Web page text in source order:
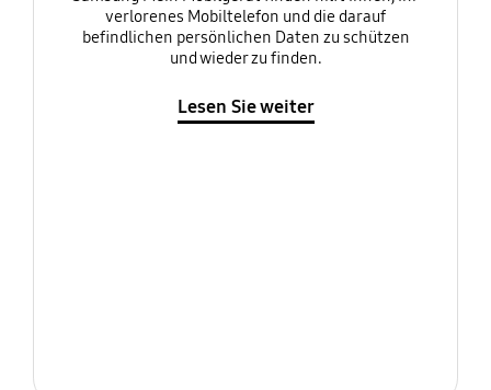
verlorenes Mobiltelefon und die darauf
befindlichen persönlichen Daten zu schützen
und wieder zu finden.
Lesen Sie weiter